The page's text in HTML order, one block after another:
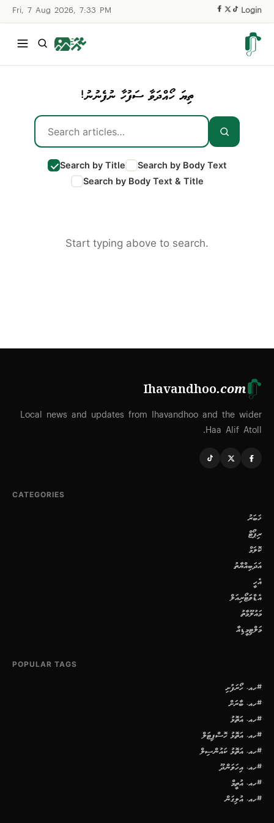
Fri, 7 Aug 2026, 7:33 PM Login
ތިޔަ ހޯއްދަވާ ސަފުހާ ނުފެނުނު!
Search by Title
Search by Body Text
Search by Body Text & Title
Start typing above to search.
Ihavandhoo.com
Local news and updates from Ihavandhoo and the wider
Haa Alif Atoll.
CATEGORIES
ޚަބަރު
ރިޕޯޓް
ކޮލަމް
އަދަބިއްޔާތު
އެހީ
އެޑްވަޓޯރިއަލް
މައުލޫމާތު
މަލްޓިމީޑިއާ
POPULAR TAGS
#ހއ. ހޯރަފުށި
#ހއ. ބާރަށް
#ހއ. އަތޮޅު
#ހއ. އަތޮޅު ހޮސްޕިޓަލް
#ހއ. އަތޮޅު ކައުންސިލް
#ހއ. އިހަވަންދޫ
#ހއ. އުތީމް
#ހއ. އުލިގަން